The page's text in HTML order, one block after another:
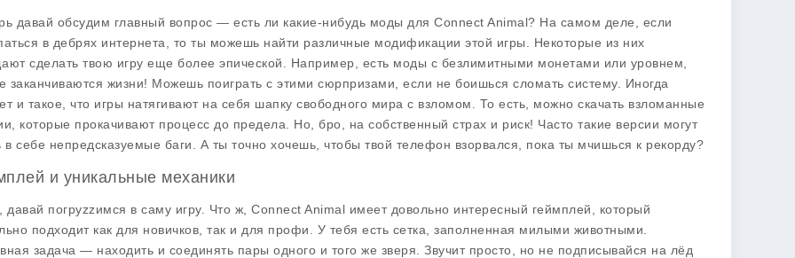
давай обсудим главный вопрос — есть ли какие-нибудь моды для Connect Animal? На самом деле, если
в дебрях интернета, то ты можешь найти различные модификации этой игры. Некоторые из них
сделать твою игру еще более эпической. Например, есть моды с безлимитными монетами или уровнем,
заканчиваются жизни! Можешь поиграть с этими сюрпризами, если не боишься сломать систему. Иногда
и такое, что игры натягивают на себя шапку свободного мира с взломом. То есть, можно скачать взломанные
которые прокачивают процесс до предела. Но, бро, на собственный страх и риск! Часто такие версии могут
в себе непредсказуемые баги. А ты точно хочешь, чтобы твой телефон взорвался, пока ты мчишься к рекорду?
и уникальные механики
давай погруzzимся в саму игру. Что ж, Connect Animal имеет довольно интересный геймплей, который
подходит как для новичков, так и для профи. У тебя есть сетка, заполненная милыми животными.
задача — находить и соединять пары одного и того же зверя. Звучит просто, но не подписывайся на лёд